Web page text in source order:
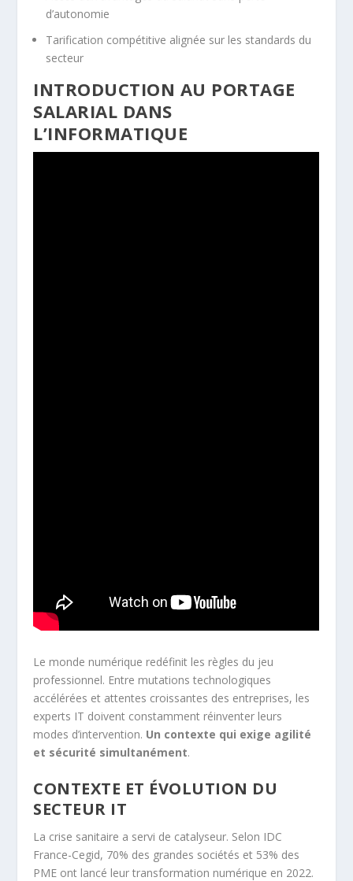
d’autonomie
Tarification compétitive alignée sur les standards du
secteur
INTRODUCTION AU PORTAGE
SALARIAL DANS
L’INFORMATIQUE
Le monde numérique redéfinit les règles du jeu
professionnel. Entre mutations technologiques
accélérées et attentes croissantes des entreprises, les
experts IT doivent constamment réinventer leurs
modes d’intervention. Un contexte qui exige agilité
et sécurité simultanément.
CONTEXTE ET ÉVOLUTION DU
SECTEUR IT
La crise sanitaire a servi de catalyseur. Selon IDC
France-Cegid, 70% des grandes sociétés et 53% des
PME ont lancé leur transformation numérique en 2022.